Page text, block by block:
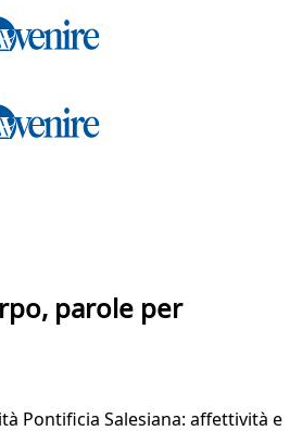
parole per
Pontificia Salesiana: affettività e